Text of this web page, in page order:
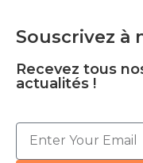
Souscrivez à
Recevez tous
actualités !